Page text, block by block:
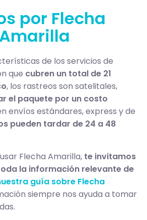
por Flecha
Amarilla
de los servicios de
que cubren un total de 21
, los rastreos son satelitales,
el paquete por un costo
envíos estándares, express y de
pueden tardar de 24 a 48
Flecha Amarilla, te invitamos
la información relevante de
guía sobre Flecha
siempre nos ayuda a tomar